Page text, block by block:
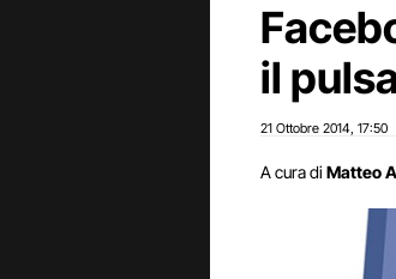
il
21 Ottobre 2014 17:50
A cura di Matteo